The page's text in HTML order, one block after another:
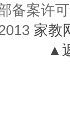
备案许
家教
▲